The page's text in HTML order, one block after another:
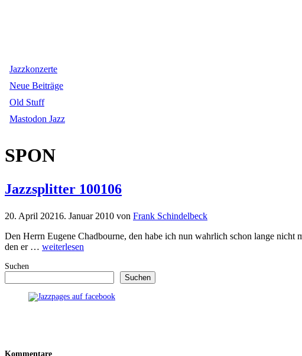
Jazzkonzerte
Neue Beiträge
Old Stuff
Mastodon Jazz
SPON
Jazzsplitter 100106
20. April 20216. Januar 2010 von Frank Schindelbeck
Den Herrn Eugene Chadbourne, den habe ich nun wahrlich schon lange nicht
den er … weiterlesen
Suchen
Suchen
Kommentare